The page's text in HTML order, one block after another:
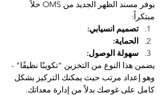
يوفر مسند الظهر الجديد من OMS حلاً
مبتكراً:
تصميم انسيابي:
الحماية:
سهولة الوصول:
يضمن هذا النوع من التخزين "تكوينًا نظيفًا" -
وهو إعداد مرتب حيث يمكنك التركيز بشكل
كامل على غوصك بدلاً من إدارة معداتك.